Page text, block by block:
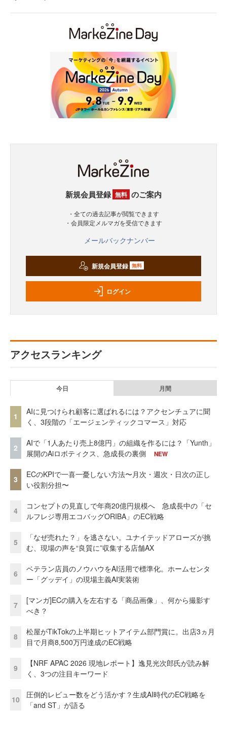
新規会員登録 無料 のご案内
・全ての過去記事が閲覧できます
・会員限定メルマガを受信できます
メールバックナンバー
新規会員登録 無料
ログイン
アクセスランキング
今日 月間
1
AIに見つけられ顧客に選ばれるには？アクセンチュアに聞
く、3段階の「エージェンティックコマース」対応
2
AIで「1人あたり売上8億円」の組織を作るには？「Yunth」
展開のAiロボティクス、急成長の裏側
NEW
3
ECのKPIで一喜一憂しない方法〜月次・週次・日次の正し
い役割分担〜
4
コンセプトの見直しで年商20億円規模へ 急成長中の「セ
ルフレジ専用エコバッグORIBA」のEC戦略
5
「なぜ売れた？」を逃さない。ユナイテッドアローズが挑
む、現場の声を“良質に”収集する店舗AX
6
ベテラン店員のノウハウをAI活用で標準化。ホームセンタ
ー「グッデイ」の現場主義AI実装術
7
[マンガ]ECの購入を左右する「商品画像」、何から撮影す
べき？
8
松屋がTikTokの上半期ヒットアイテム部門賞に。出店3ヵ月
目で月商8,500万円達成のEC戦略
9
【NRF APAC 2026 現地レポート】逸見光次郎氏が読み解
く、3つの注目キーワード
10
圧倒的レビュー数をどう活かす？生成AI時代のEC戦略を
「and ST」が語る